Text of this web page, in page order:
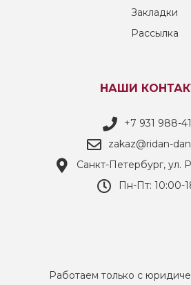
Закладки
Рассылка
НАШИ
+7 931 988-
zakaz@ridan-
Санкт-Петербург, ул.
Пн-Пт: 10:00-
Работаем только с